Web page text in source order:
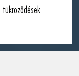
tükröződések